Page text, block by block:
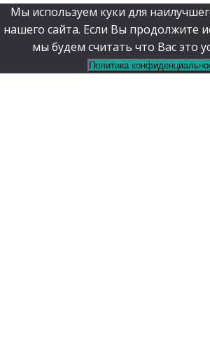
Мы используем куки для
нашего сайта. Если Вы продолжите
мы будем считать что Вас это
Политика